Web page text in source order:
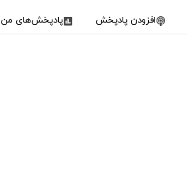
افزودن پادپخش پادپخش‌های من